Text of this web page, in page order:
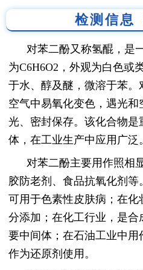
检测信息
对苯二酚又称氢醌，是
为C6H6O2，外观为白色或
于水、醇及醚，微溶于苯
空气中易氧化变色，遇光
光、密封保存。该化合物是
体，在工业生产中应用广泛。
对苯二酚主要用作照相
胶防老剂、食品抗氧化剂
可用于色素性皮肤病；在
分添加；在化工行业，是
要中间体；在石油工业中用
作为还原剂使用。